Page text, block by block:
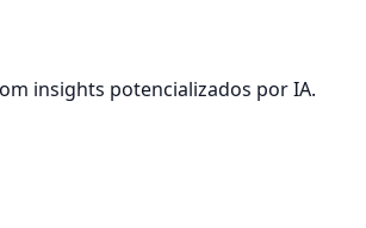
insights potencializados por IA.